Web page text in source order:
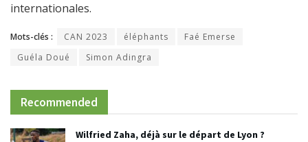
internationales.
Mots-clés : CAN 2023 éléphants
Faé Emerse
Guéla Doué
Simon Adingra
Recommended
Wilfried Zaha, déjà sur le départ de Lyon ?